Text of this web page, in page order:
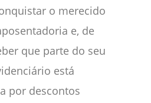
o merecido
e, de
que parte do seu
está
por descontos